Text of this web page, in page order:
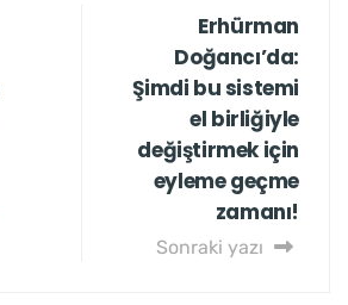
Erhürman
Doğancı’da:
Şimdi bu sistemi
el birliğiyle
değiştirmek için
eyleme geçme
zamanı!
Sonraki yazı